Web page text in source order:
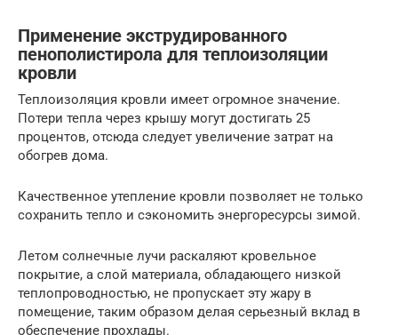
Применение экструдированного
пенополистирола для теплоизоляции
кровли
Теплоизоляция кровли имеет огромное значение.
Потери тепла через крышу могут достигать 25
процентов, отсюда следует увеличение затрат на
обогрев дома.
Качественное утепление кровли позволяет не только
сохранить тепло и сэкономить энергоресурсы зимой.
Летом солнечные лучи раскаляют кровельное
покрытие, а слой материала, обладающего низкой
теплопроводностью, не пропускает эту жару в
помещение, таким образом делая серьезный вклад в
обеспечение прохлады.